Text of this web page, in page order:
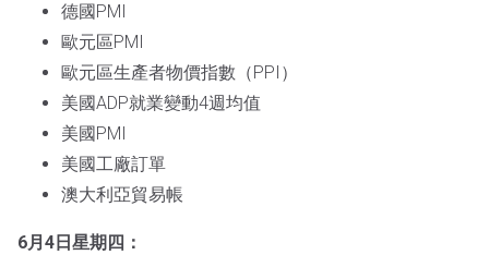
德國PMI
歐元區PMI
歐元區生產者物價指數（PPI）
美國ADP就業變動4週均值
美國PMI
美國工廠訂單
澳大利亞貿易帳
6月4日星期四：